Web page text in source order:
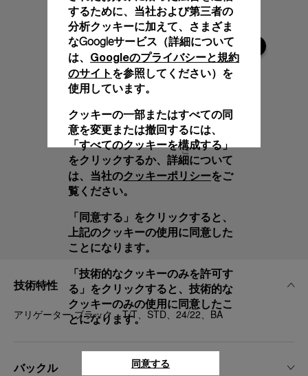
技術特性
アリゲーター ブラック、T/T、STD、24/22、BA
バックル
するために、当社および第三者の
分析クッキーに加えて、さまざま
なGoogleサービス（詳細について
は、 Googleのプライバシーと規約
のサイト を参照してください）を
使用しています。
クッキーの一部またはすべての同
意を変更または撤回するには、
「すべてのクッキーを構成する」
をクリックするか、詳細について
は、当社のクッキーポリシーをご
覧ください。
「同意する」をクリックすると、
上記のクッキーの使用に同意した
ことになります。
「技術的なクッキーのみを許可す
る」をクリックすると、技術的な
クッキーのみの使用に同意したこ
とになります。
同意する